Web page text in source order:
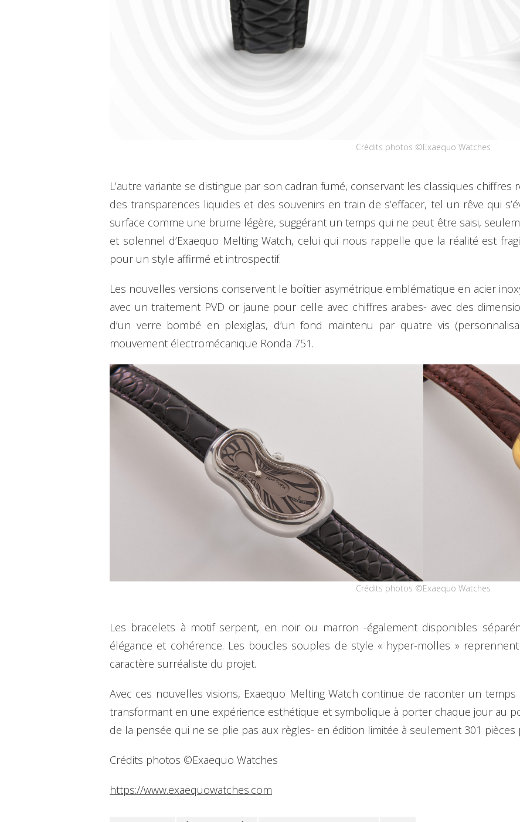
Crédits photos ©Exaequo Watches
L’autre variante se distingue par son cadran fumé, conservant les classiques
des transparences liquides et des souvenirs en train de s’effacer, tel un rêve qui
surface comme une brume légère, suggérant un temps qui ne peut être saisi,
et solennel d’Exaequo Melting Watch, celui qui nous rappelle que la réalité est
pour un style affirmé et introspectif.
Les nouvelles versions conservent le boîtier asymétrique emblématique en acier
avec un traitement PVD or jaune pour celle avec chiffres arabes- avec des
d’un verre bombé en plexiglas, d’un fond maintenu par quatre vis
mouvement électromécanique Ronda 751.
Crédits photos ©Exaequo Watches
Les bracelets à motif serpent, en noir ou marron -également disponibles
élégance et cohérence. Les boucles souples de style « hyper-molles »
caractère surréaliste du projet.
Avec ces nouvelles visions, Exaequo Melting Watch continue de raconter un
transformant en une expérience esthétique et symbolique à porter chaque jour au
de la pensée qui ne se plie pas aux règles- en édition limitée à seulement 301 pièces
Crédits photos ©Exaequo Watches
https://www.exaequowatches.com